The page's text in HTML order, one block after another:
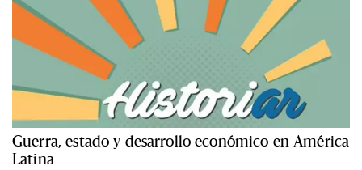
Guerra, estado y desarrollo económico en América
Latina